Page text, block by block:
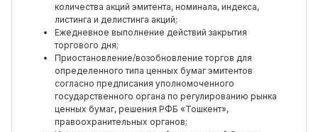
количества акций эмитента, номинала, индекса,
листинга и делистинга акций;
Ежедневное выполнение действий закрытия
торгового дня;
Приостановление/возобновление торгов для
определенного типа ценных бумаг эмитентов
согласно предписания уполномоченного
государственного органа по регулированию рынка
ценных бумаг, решения РФБ «Тошкент»,
правоохранительных органов;